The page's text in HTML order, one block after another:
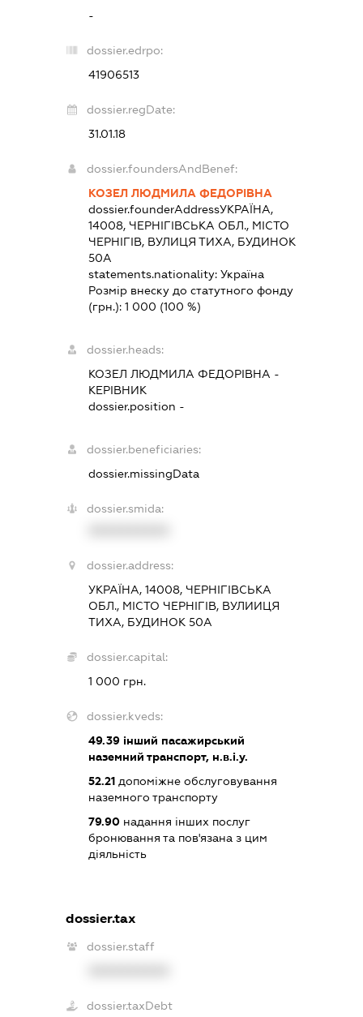
-
dossier.edrpo:
41906513
dossier.regDate:
31.01.18
dossier.foundersAndBenef:
КОЗЕЛ ЛЮДМИЛА ФЕДОРІВНА
dossier.founderAddressУКРАЇНА,
14008, ЧЕРНІГІВСЬКА ОБЛ., МІСТО
ЧЕРНІГІВ, ВУЛИЦЯ ТИХА, БУДИНОК
50А
statements.nationality: Україна
Розмір внеску до статутного фонду
(грн.): 1 000 (100 %)
dossier.heads:
КОЗЕЛ ЛЮДМИЛА ФЕДОРІВНА -
КЕРІВНИК
dossier.position -
dossier.beneficiaries:
dossier.missingData
dossier.smida:
dossier.address:
УКРАЇНА, 14008, ЧЕРНІГІВСЬКА
ОБЛ., МІСТО ЧЕРНІГІВ, ВУЛИИЦЯ
ТИХА, БУДИНОК 50А
dossier.capital:
1 000 грн.
dossier.kveds:
49.39інший пасажирський
наземний транспорт, н.в.і.у.
52.21допоміжне обслуговування
наземного транспорту
79.90надання інших послуг
бронювання та пов'язана з цим
діяльність
dossier.tax
dossier.staff
dossier.taxDebt